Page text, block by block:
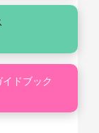
ドブック